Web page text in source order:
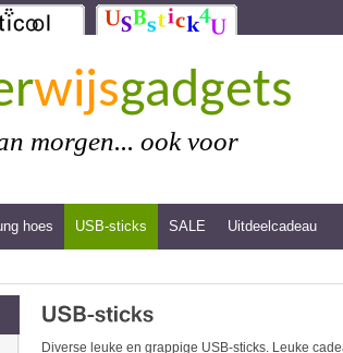
wijsgadgets
morgen... ook voor
hoes USB-sticks SALE Uitdeelcadeau
Diverse leuke en grappige USB-sticks. Leuke